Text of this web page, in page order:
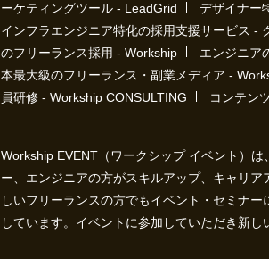
ーケティングツール - LeadGrid
デザイナー
インフラエンジニア特化の採用支援サービス -
のフリーランス採用 - Workship
エンジニア
本最大級のフリーランス・副業メディア -
員研修 - Workship CONSULTING
コンテン
Workship EVENT（ワークシップ イベント）
ー、エンジニアの方がスキルアップ、キャリ
しいフリーランスの方でもイベント・セミナ
しています。イベントに参加していただき新し